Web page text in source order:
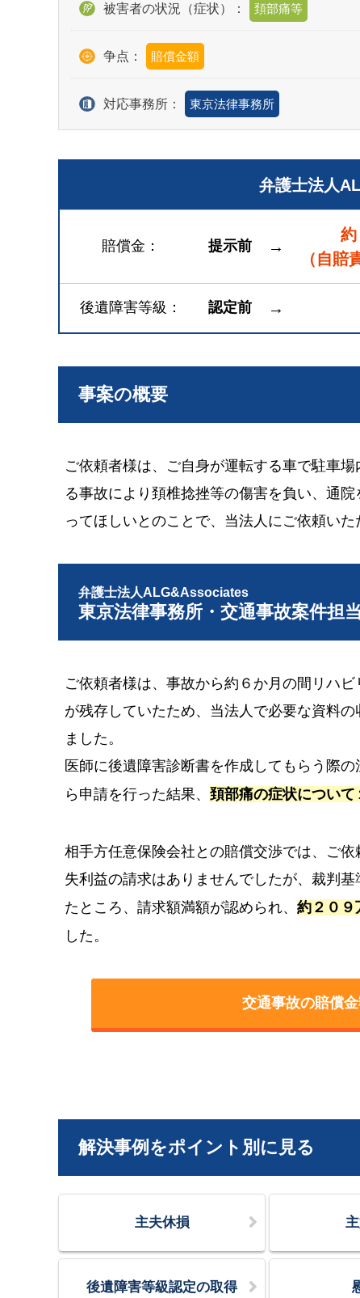
被害者の状況（症状）： 頚部痛等
争点： 賠償金額
対応事務所： 東京法律事務所
弁護士法人
賠償金 提示前 →
約
（自賠
後遺障害等級 認定前 →
事案の概要
ご依頼者様は、ご自身が運転する車で駐車
る事故により頚椎捻挫等の傷害を負い、通
ってほしいとのことで、当法人にご依頼いた
弁護士法人ALG&Associates
東京法律事務所・交通事故案件担
ご依頼者様は、事故から約６か月の間リハ
が残存していたため、当法人で必要な資料
ました。
医師に後遺障害診断書を作成してもらう際
ら申請を行った結果、 頚部痛の症状につい
相手方任意保険会社との賠償交渉では、ご
失利益の請求はありませんでしたが、裁判
たところ、請求額満額が認められ、 約２０９
した。
交通事故の賠償
解決事例をポイント別に見る
主夫休損
後遺障害等級認定の取得